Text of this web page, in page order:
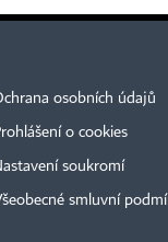
osobních údajů
o cookies
soukromí
smluvní